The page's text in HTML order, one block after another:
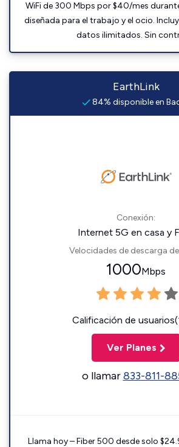
WiFi de 300 Mbps por $40/mes
diseñada para el trabajo y el ocio.
datos ilimitados. Sin
EarthLink
84% disponible en
Conexión:
Internet 5G en casa y
Velocidades de descarga
1000Mbps
Calificación de
Ver Planes
o llamar833-811-
Llama hoy – Fiber 500 desde solo